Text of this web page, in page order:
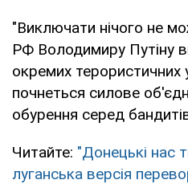
"Виключати нічого не
РФ Володимиру Путіну
окремих
почнеться силове
обурення серед
Читайте: "Донецькі нас
луганська версія